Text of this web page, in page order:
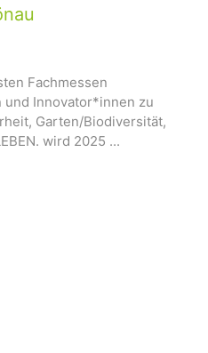
Fachmessen
Innovator*innen zu
Garten/Biodiversität,
wird 2025 ...